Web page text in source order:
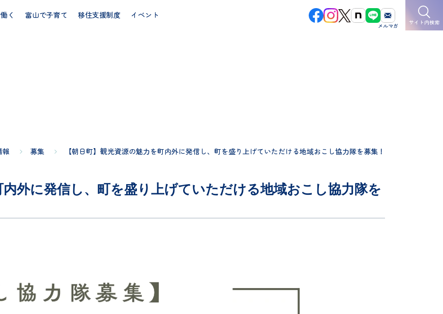
サイト内検索
く 富山で子育て 移住支援制度 イベント
報 募集 【朝日町】観光資源の魅力を町内外に発信し、町を盛り上げていただける地域おこし協力隊を募集！
内外に発信し、町を盛り上げていただける地域おこし協力隊を